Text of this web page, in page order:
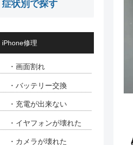
症状別で探す
iPhone修理
・画面割れ
・バッテリー交換
・充電が出来ない
・イヤフォンが壊れた
・カメラが壊れた